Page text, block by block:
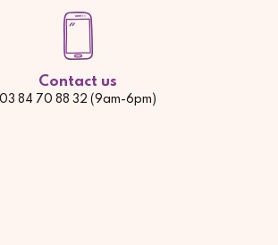
Contact us
03 84 70 88 32 (9am-6pm)